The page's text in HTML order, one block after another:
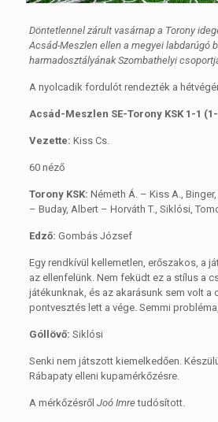
Döntetlennel zárult vasárnap a Torony
Acsád-Meszlen ellen a megyei labdarúgó
harmadosztályának Szombathelyi
A nyolcadik fordulót rendezték a
Acsád-Meszlen SE-Torony KSK 1-1
Vezette: Kiss Cs.
60 néző
Torony KSK: Németh Á. – Kiss A.,
– Buday, Albert – Horváth T., Siklósi,
Edző: Gombás József
Egy rendkívül kellemetlen, erőszakos, a
az ellenfelünk. Nem feküdt ez a stílus a
játékunknak, és az akarásunk sem volt a
pontvesztés lett a vége. Semmi
Góllövő: Siklósi
Senki nem játszott kiemelkedően.
Rábapaty elleni kupamérkőzésre.
A mérkőzésről Joó Imretudósított.